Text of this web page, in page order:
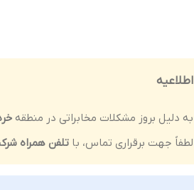
اطلاعیه
به دلیل بروز مشکلات مخابراتی در منطقه
لطفاً جهت برقراری تماس، باتلفن همراه